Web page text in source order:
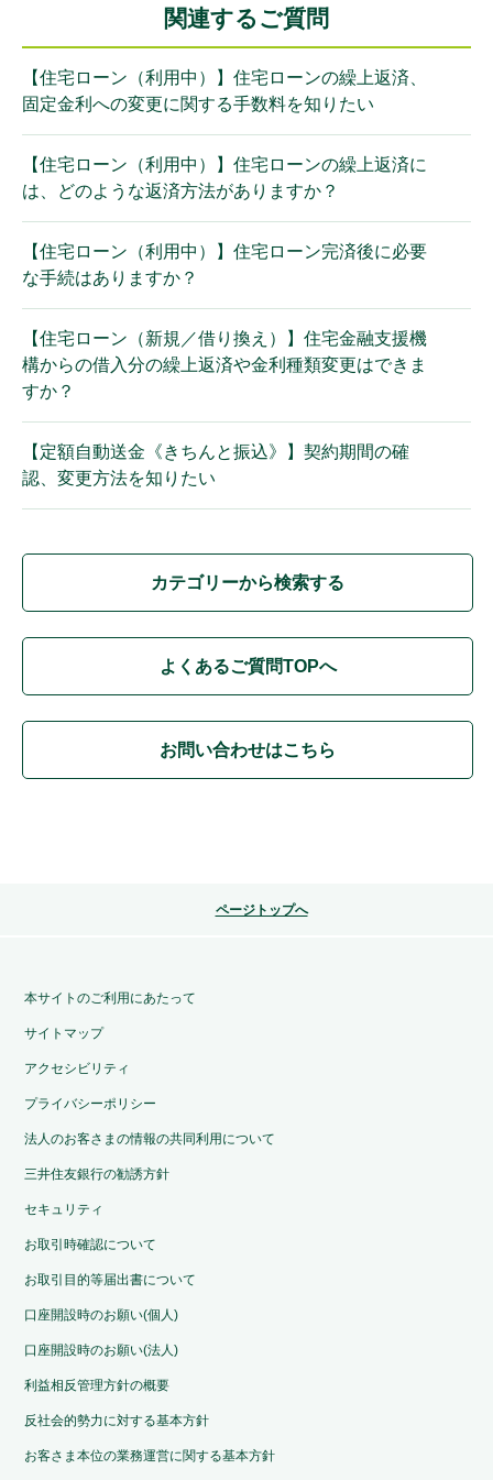
関連するご質問
【住宅ローン（利用中）】住宅ローンの繰上返済、
固定金利への変更に関する手数料を知りたい
【住宅ローン（利用中）】住宅ローンの繰上返済に
は、どのような返済方法がありますか？
【住宅ローン（利用中）】住宅ローン完済後に必要
な手続はありますか？
【住宅ローン（新規／借り換え）】住宅金融支援機
構からの借入分の繰上返済や金利種類変更はできま
すか？
【定額自動送金《きちんと振込》】契約期間の確
認、変更方法を知りたい
カテゴリーから検索する
よくあるご質問TOPへ
お問い合わせはこちら
ページトップへ
本サイトのご利用にあたって
サイトマップ
アクセシビリティ
プライバシーポリシー
法人のお客さまの情報の共同利用について
三井住友銀行の勧誘方針
セキュリティ
お取引時確認について
お取引目的等届出書について
口座開設時のお願い(個人)
口座開設時のお願い(法人)
利益相反管理方針の概要
反社会的勢力に対する基本方針
お客さま本位の業務運営に関する基本方針